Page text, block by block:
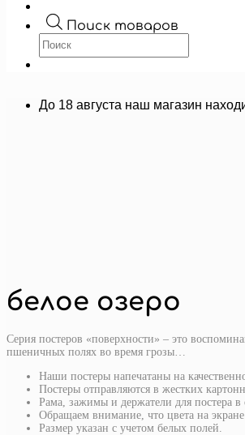
Поиск товаров
До 18 августа наш магазин
белое озеро
Серия постеров «поверхности» – это
пшеничных полях во время грозы…
Наши постеры напечатаны на
Постеры отправляются в жестких
Рама, зажимы и держатели для постера в
Обращаем внимание, что цвета на экране
Размер указан с учетом белых полей.